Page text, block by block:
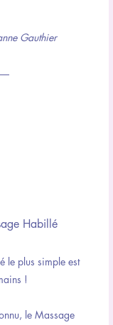
Gauthier
Habillé
le plus simple est
!
le Massage